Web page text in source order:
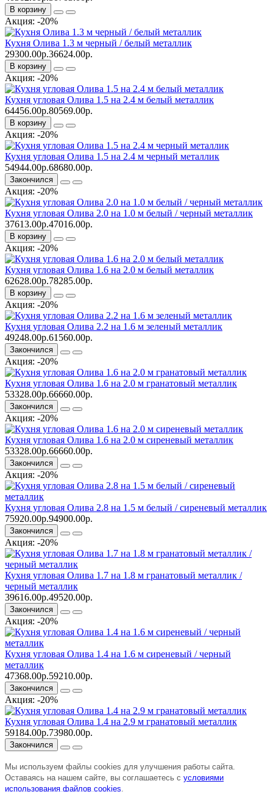
В корзину
Акция: -20%
Кухня Олива 1.3 м черный / белый металлик
29300.00р.36624.00р.
В корзину
Акция: -20%
Кухня угловая Олива 1.5 на 2.4 м белый металлик
64456.00р.80569.00р.
В корзину
Акция: -20%
Кухня угловая Олива 1.5 на 2.4 м черный металлик
54944.00р.68680.00р.
Закончился
Акция: -20%
Кухня угловая Олива 2.0 на 1.0 м белый / черный металлик
37613.00р.47016.00р.
В корзину
Акция: -20%
Кухня угловая Олива 1.6 на 2.0 м белый металлик
62628.00р.78285.00р.
В корзину
Акция: -20%
Кухня угловая Олива 2.2 на 1.6 м зеленый металлик
49248.00р.61560.00р.
Закончился
Акция: -20%
Кухня угловая Олива 1.6 на 2.0 м гранатовый металлик
53328.00р.66660.00р.
Закончился
Акция: -20%
Кухня угловая Олива 1.6 на 2.0 м сиреневый металлик
53328.00р.66660.00р.
Закончился
Акция: -20%
Кухня угловая Олива 2.8 на 1.5 м белый / сиреневый металлик
75920.00р.94900.00р.
Закончился
Акция: -20%
Кухня угловая Олива 1.7 на 1.8 м гранатовый металлик /
черный металлик
39616.00р.49520.00р.
Закончился
Акция: -20%
Кухня угловая Олива 1.4 на 1.6 м сиреневый / черный
металлик
47368.00р.59210.00р.
Закончился
Акция: -20%
Кухня угловая Олива 1.4 на 2.9 м гранатовый металлик
59184.00р.73980.00р.
Закончился
Мы используем файлы cookies для улучшения работы сайта.
Оставаясь на нашем сайте, вы соглашаетесь с условиями
использования файлов cookies